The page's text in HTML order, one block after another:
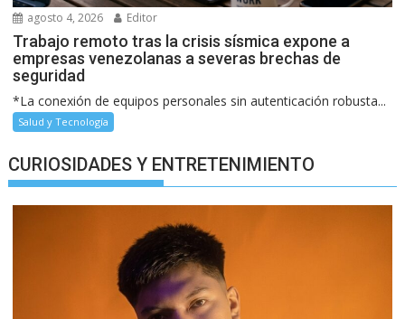
agosto 4, 2026 Editor
Trabajo remoto tras la crisis sísmica expone a
empresas venezolanas a severas brechas de
seguridad
*La conexión de equipos personales sin autenticación robusta...
Salud y Tecnología
CURIOSIDADES Y ENTRETENIMIENTO